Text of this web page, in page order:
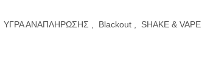
ΥΓΡΑ ΑΝΑΠΛΗΡΩΣΗΣ Blackout SHAKE & VAPE